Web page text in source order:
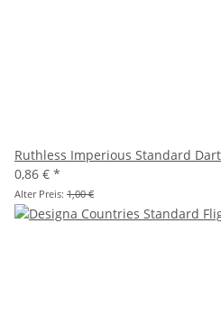
Ruthless Imperious Standard
0,86 € *
Alter Preis: 1,00 €